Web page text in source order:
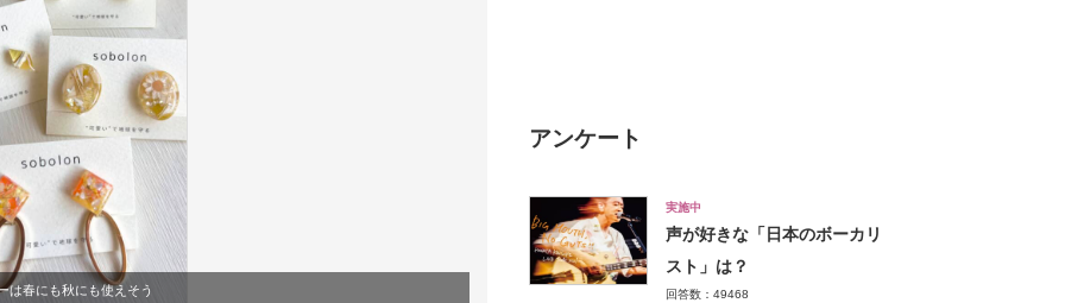
は春にも秋にも使えそう
アンケート
実施中
声が好きな「日本のボーカリ
スト」は？
回答数：49468